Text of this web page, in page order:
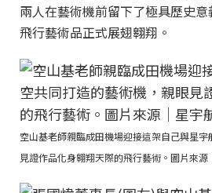
兩人在藝術機前留下了極具歷史
飛行藝術品正式展翅翱翔。
空山基老師親臨成田機場迎接這架自己與星
見證作品化身翱翔天際的飛行藝術。圖片來源